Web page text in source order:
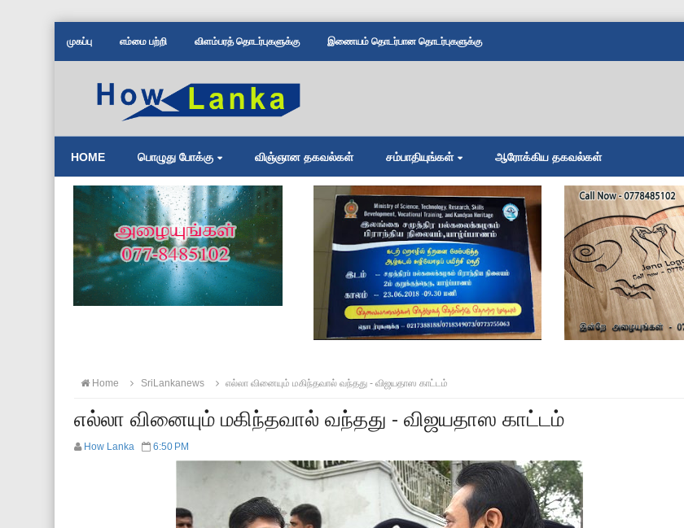
முகப்பு எம்மை பற்றி விளம்பரத் தொடர்புகளுக்கு இணையம் தொடர்பான தொடர்புகளுக்கு
HOME பொழுது போக்கு விஞ்ஞான தகவல்கள் சம்பாதியுங்கள் ஆரோக்கிய தகவல்கள்
Home SriLankanews எல்லா வினையும் மகிந்தவால் வந்தது - விஜயதாஸ காட்டம்
எல்லா வினையும் மகிந்தவால் வந்தது - விஜயதாஸ காட்டம்
How Lanka 6:50 PM